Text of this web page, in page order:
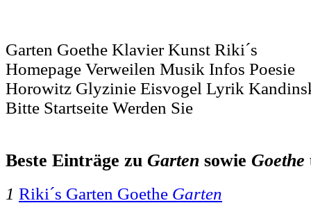
Garten Goethe Klavier Kunst Riki´s
Homepage Verweilen Musik Infos Poesie
Horowitz Glyzinie Eisvogel Lyrik
Bitte Startseite Werden Sie
Beste Einträge zu Garten sowie Goethe
1 Riki´s Garten Goethe Garten